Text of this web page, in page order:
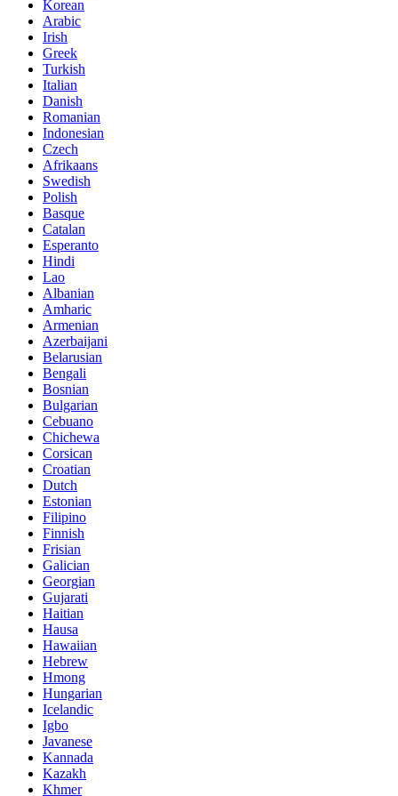
Korean
Arabic
Irish
Greek
Turkish
Italian
Danish
Romanian
Indonesian
Czech
Afrikaans
Swedish
Polish
Basque
Catalan
Esperanto
Hindi
Lao
Albanian
Amharic
Armenian
Azerbaijani
Belarusian
Bengali
Bosnian
Bulgarian
Cebuano
Chichewa
Corsican
Croatian
Dutch
Estonian
Filipino
Finnish
Frisian
Galician
Georgian
Gujarati
Haitian
Hausa
Hawaiian
Hebrew
Hmong
Hungarian
Icelandic
Igbo
Javanese
Kannada
Kazakh
Khmer